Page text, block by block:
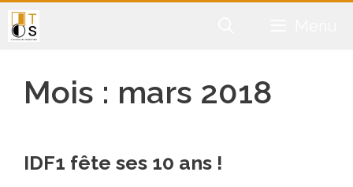
Aller
au
Mois : mars 2018
IDF1 fête ses 10 ans !